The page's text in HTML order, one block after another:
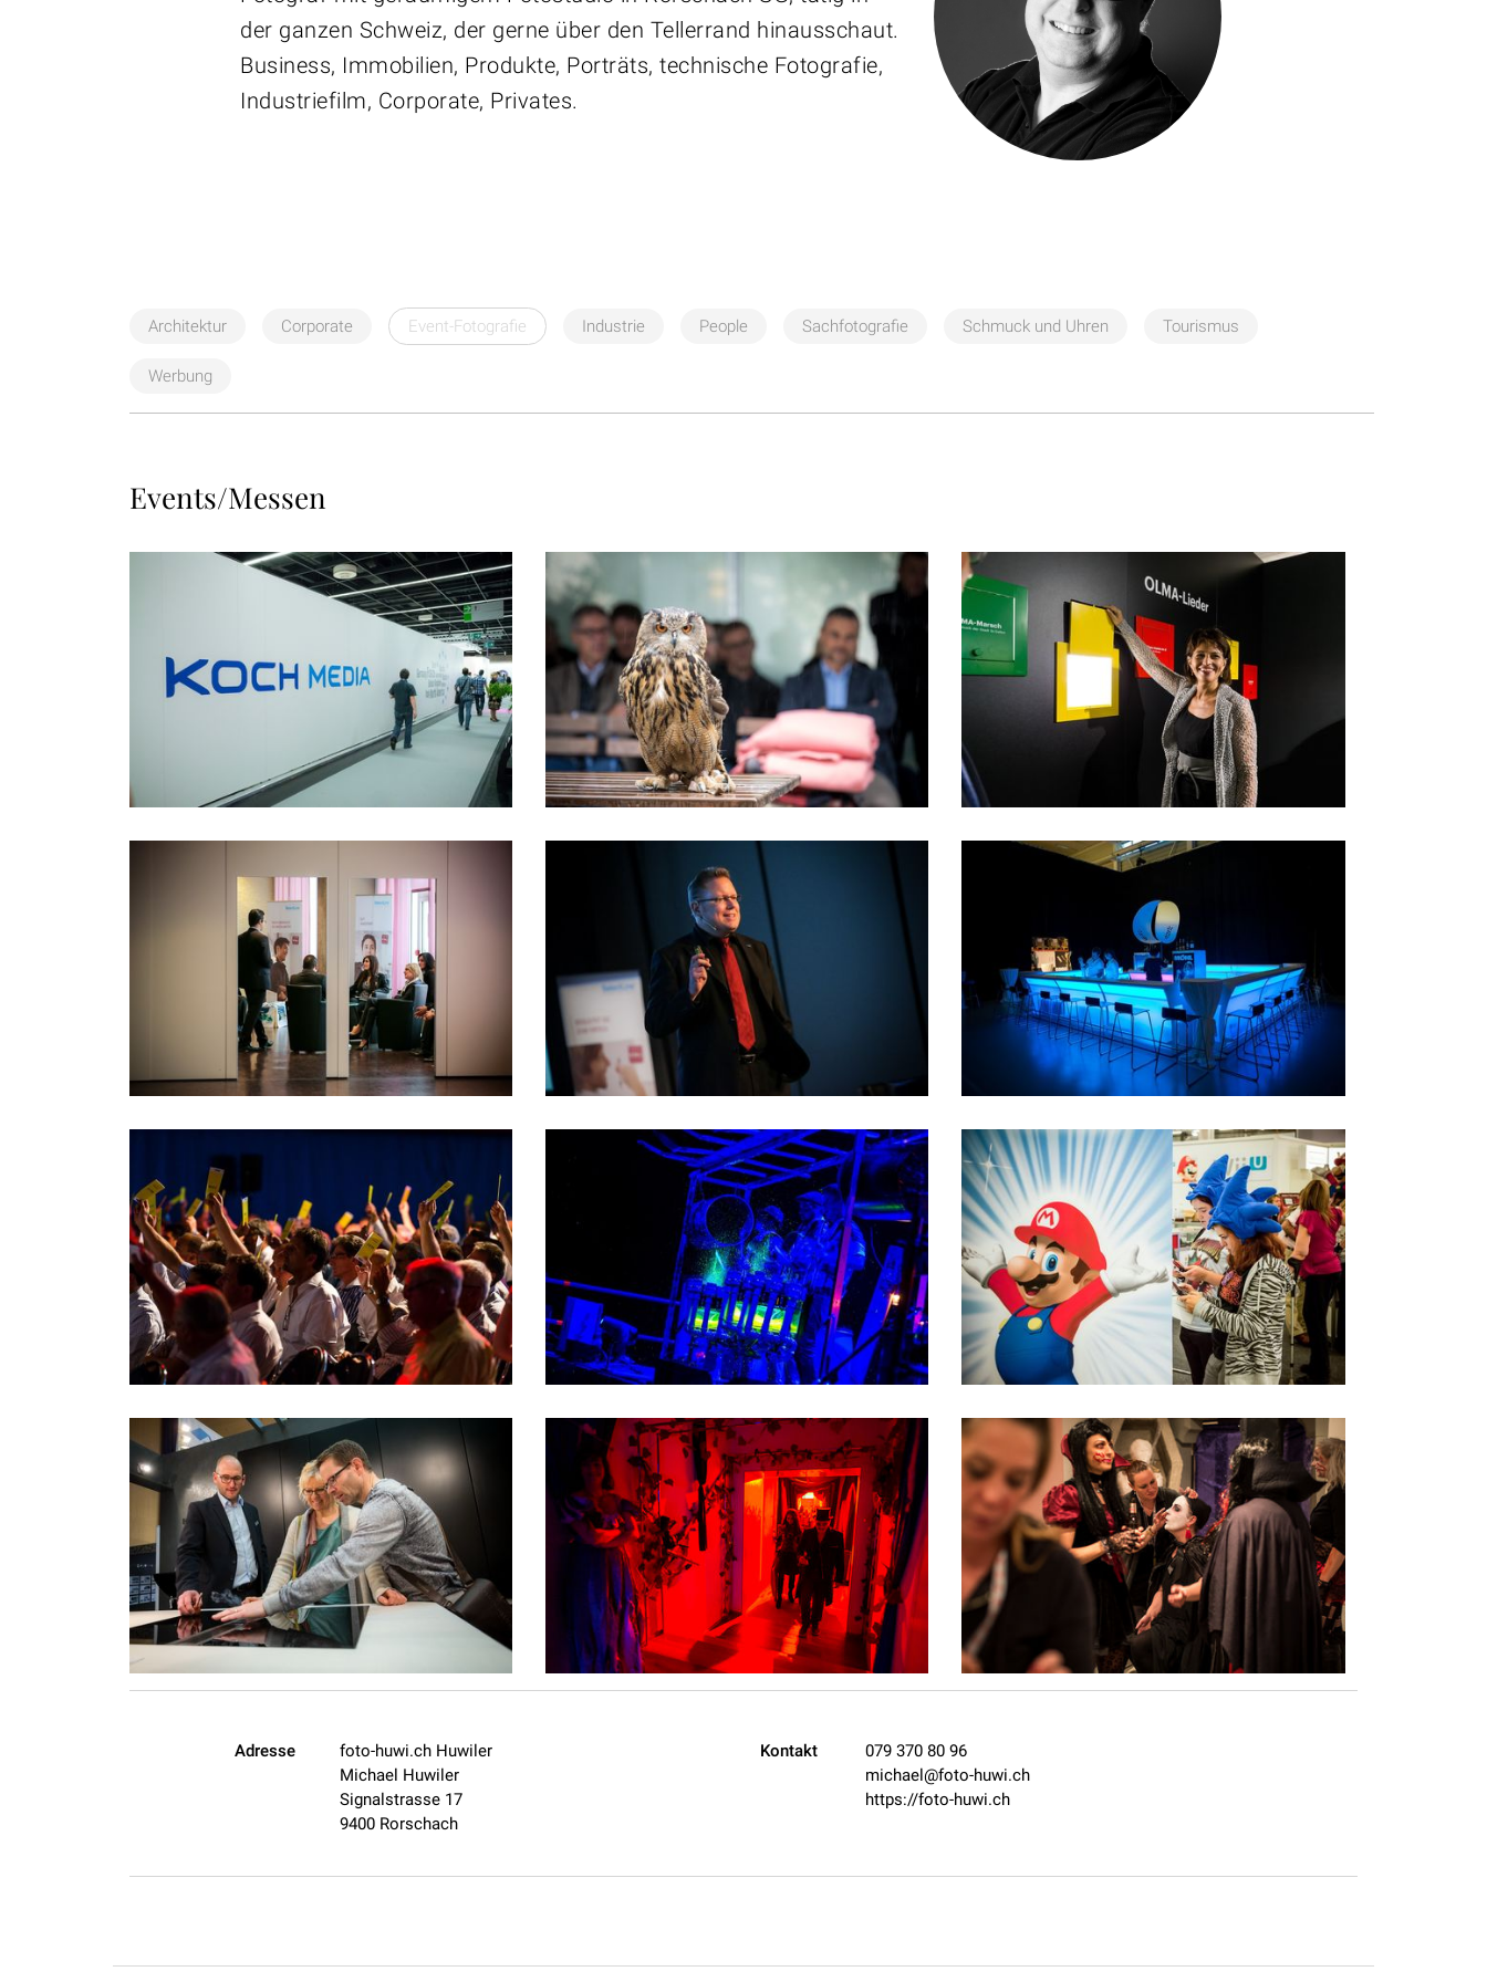
der ganzen Schweiz, der gerne über den Tellerrand hinausschaut.
Business, Immobilien, Produkte, Porträts, technische Fotografie,
Industriefilm, Corporate, Privates.
Architektur Corporate Event-Fotografie Industrie People Sachfotografie Schmuck und Uhren Tourismus
Werbung
Events/Messen
Adresse
foto-huwi.ch Huwiler
Michael Huwiler
Signalstrasse 17
9400 Rorschach
Kontakt
079 370 80 96
michael@foto-huwi.ch
https://foto-huwi.ch